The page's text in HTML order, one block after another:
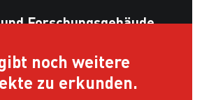
Forschungsgebäude
noch weitere
zu erkunden.